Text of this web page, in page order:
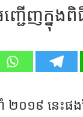
ជើញក្នុងពិ
២០១៩ នេះផ